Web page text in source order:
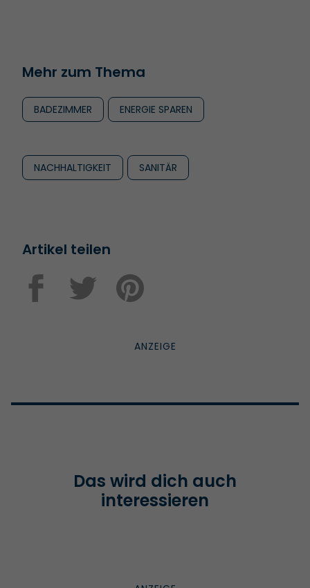
Mehr zum Thema
BADEZIMMER ENERGIE SPAREN
NACHHALTIGKEIT SANITÄR
Artikel teilen
Das wird dich auch
interessieren